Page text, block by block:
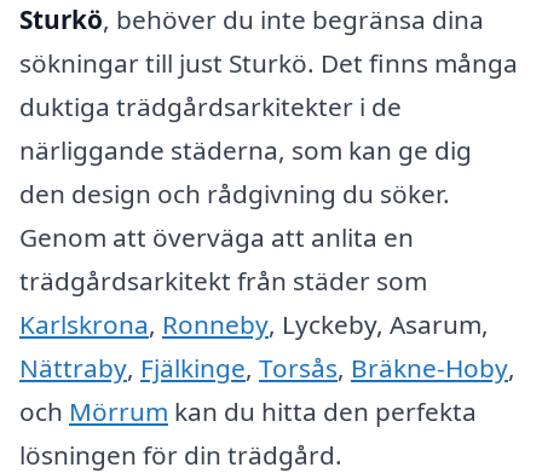
Sturkö, behöver du inte begränsa dina
sökningar till just Sturkö. Det finns många
duktiga trädgårdsarkitekter i de
närliggande städerna, som kan ge dig
den design och rådgivning du söker.
Genom att överväga att anlita en
trädgårdsarkitekt från städer som
Karlskrona, Ronneby, Lyckeby, Asarum,
Nättraby, Fjälkinge, Torsås, Bräkne-Hoby,
och Mörrum kan du hitta den perfekta
lösningen för din trädgård.